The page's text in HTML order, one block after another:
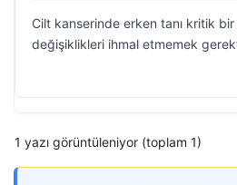
Cilt kanserinde erken tanı kritik
değişiklikleri ihmal etmemek
1 yazı görüntüleniyor (toplam 1)